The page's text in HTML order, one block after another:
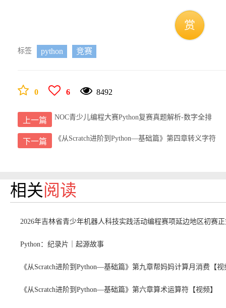
赏
标签 python 竞赛
0 6 8492
上一篇 NOC青少儿编程大赛Python复赛真题解析-数字全排
下一篇 《从Scratch进阶到Python—基础篇》第四章转义字符
相关阅读
2026年吉林省青少年机器人科技实践活动编程赛项延边地区初赛
Python：纪录片｜起源故事
《从Scratch进阶到Python—基础篇》第九章帮妈妈计算月消费【视
《从Scratch进阶到Python—基础篇》第六章算术运算符【视频】